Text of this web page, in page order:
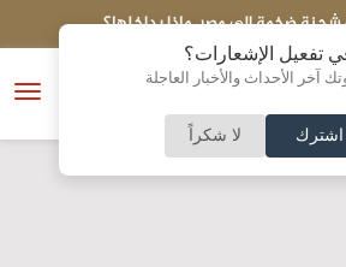
تفعيل الإشعارات؟
آخر الأحداث والأخبار العاجلة
اشترك لا شكراً
ضخمة إلى مصر..ماذا بداخلها؟
فتح
التحرير
النسخة الكاملة